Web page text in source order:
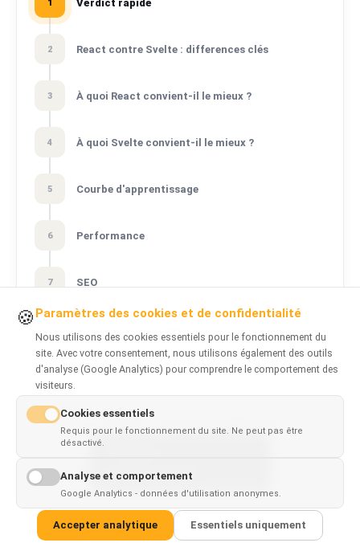
1 Verdict rapide
2 React contre Svelte : differences clés
3 À quoi React convient-il le mieux ?
4 À quoi Svelte convient-il le mieux ?
5 Courbe d'apprentissage
6 Performance
7 SEO
9 Écosystème et communauté
10
11
Notes de migration
available inEnglish
🍪 Paramètres des cookies et de confidentialité
Nous utilisons des cookies essentiels pour le fonctionnement du
site. Avec votre consentement, nous utilisons également des outils
d'analyse (Google Analytics) pour comprendre le comportement des
visiteurs.
Cookies essentiels
Requis pour le fonctionnement du site. Ne peut pas être
désactivé.
Analyse et comportement
Google Analytics - données d'utilisation anonymes.
Accepter analytique Essentiels uniquement